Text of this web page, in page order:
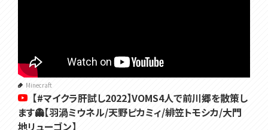
Minecraft
【#マイクラ肝試し2022】VOMS4人で前川郷を散策し
ます👻【羽渦ミウネル/天野ピカミィ/緋笠トモシカ/大門
地リューゴン】